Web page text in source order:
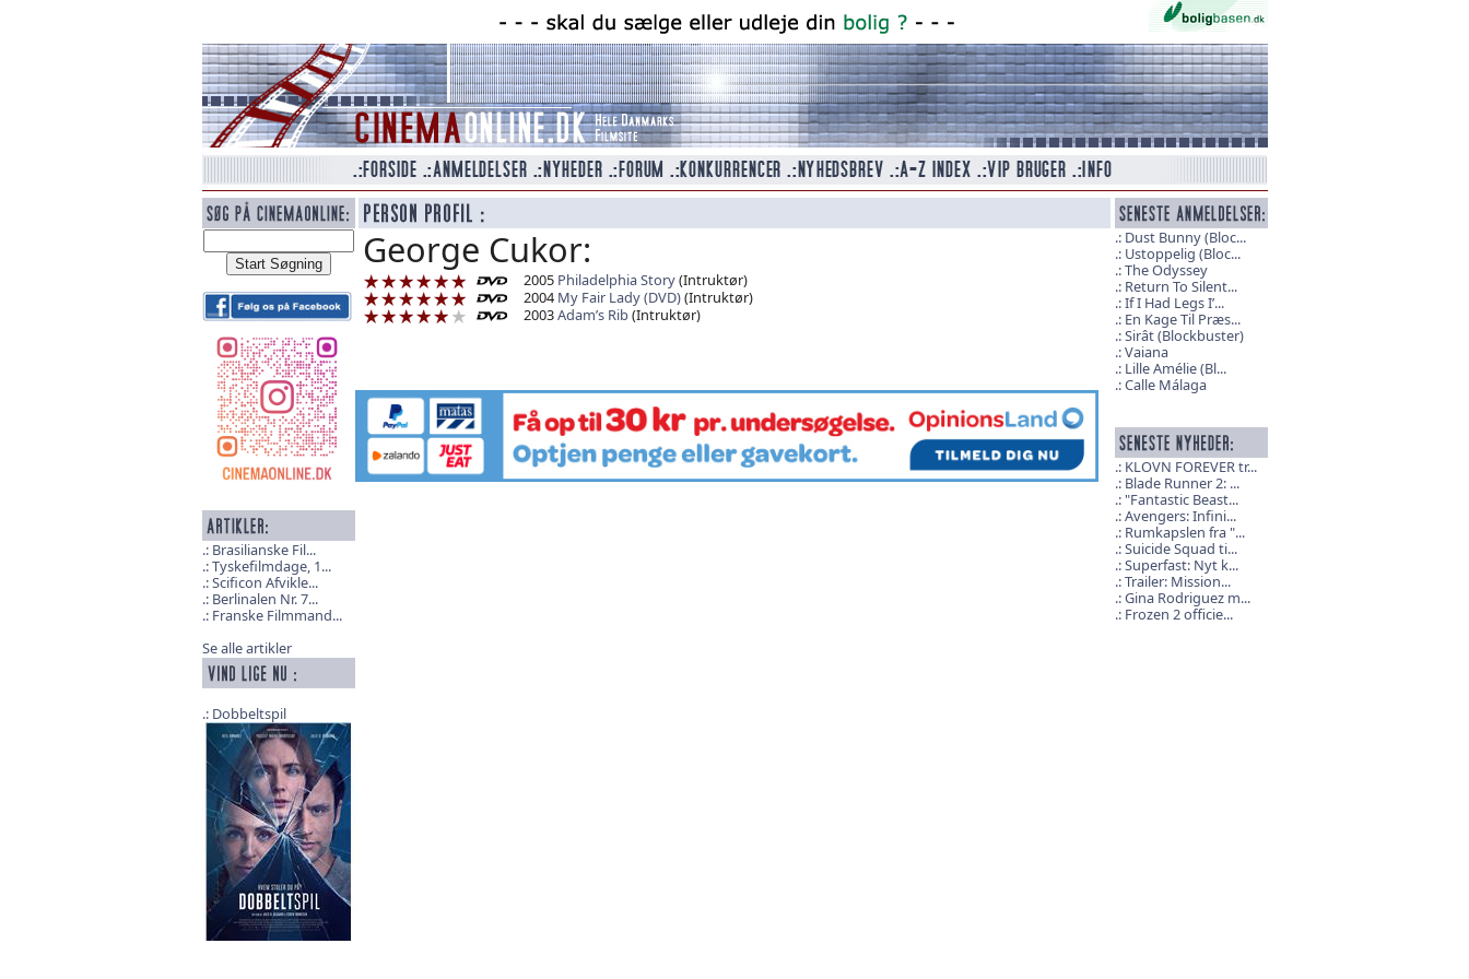
Brasilianske Fil...
Tyskefilmdage, 1...
Scificon Afvikle...
Berlinalen Nr. 7...
Franske Filmmand...
Se alle artikler
Dobbeltspil
George Cukor:
2005 Philadelphia Story(Intruktør)
2004 My Fair Lady (DVD)(Intruktør)
2003Adam’s Rib(Intruktør)
Dust Bunny (Bloc...
Ustoppelig (Bloc...
The Odyssey
Return To Silent...
If I Had Legs I’...
En Kage Til Præs...
Sirât (Blockbuster)
Vaiana
Lille Amélie (Bl...
Calle Málaga
KLOVN FOREVER tr...
Blade Runner 2: ...
"Fantastic Beast...
Avengers: Infini...
Rumkapslen fra "...
Suicide Squad ti...
Superfast: Nyt k...
Trailer: Mission...
Gina Rodriguez m...
Frozen 2 officie...